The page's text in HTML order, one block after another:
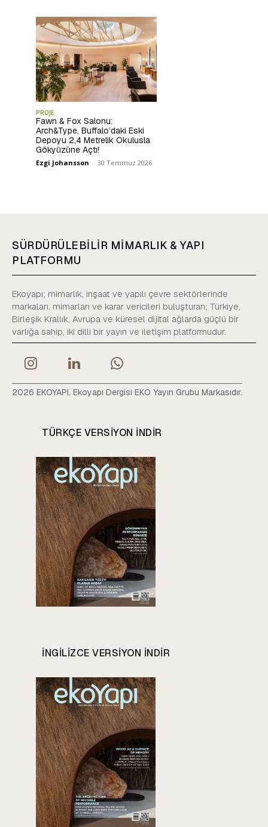
PROJE
Fawn & Fox Salonu:
Arch&Type, Buffalo’daki Eski
Depoyu 2,4 Metrelik Okulusla
Gökyüzüne Açtı!
Ezgi Johansson - 30 Temmuz 2026
SÜRDÜRÜLEBİLİR MİMARLIK & YAPI
PLATFORMU
Ekoyapı; mimarlık, inşaat ve yapılı çevre sektörlerinde
markaları, mimarları ve karar vericileri buluşturan; Türkiye,
Birleşik Krallık, Avrupa ve küresel dijital ağlarda güçlü bir
varlığa sahip, iki dilli bir yayın ve iletişim platformudur.
2026 EKOYAPI. Ekoyapı Dergisi EKO Yayın Grubu Markasıdır.
TÜRKÇE VERSIYON INDIR
INGILIZCE VERSIYON INDIR